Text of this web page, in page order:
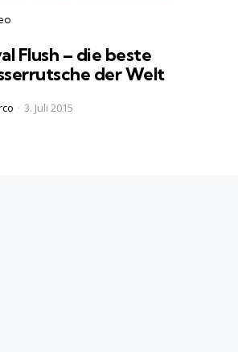
Flush – die beste
der Welt
3. Juli 2015